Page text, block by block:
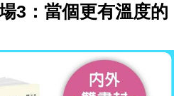
3：當個更有溫度的